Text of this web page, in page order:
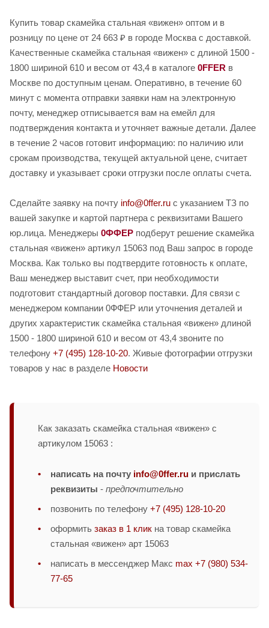
Купить товар скамейка стальная «вижен» оптом и в
розницу по цене от 24 663 ₽ в городе Москва с доставкой.
Качественные скамейка стальная «вижен» с длиной 1500 -
1800 шириной 610 и весом от 43,4 в каталоге 0FFER в
Москве по доступным ценам. Оперативно, в течение 60
минут с момента отправки заявки нам на электронную
почту, менеджер отписывается вам на емейл для
подтверждения контакта и уточняет важные детали. Далее
в течение 2 часов готовит информацию: по наличию или
срокам производства, текущей актуальной цене, считает
доставку и указывает сроки отгрузки после оплаты счета.
Сделайте заявку на почту info@0ffer.ru с указанием ТЗ по
вашей закупке и картой партнера с реквизитами Вашего
юр.лица. Менеджеры 0ФФЕР подберут решение скамейка
стальная «вижен» артикул 15063 под Ваш запрос в городе
Москва. Как только вы подтвердите готовность к оплате,
Ваш менеджер выставит счет, при необходимости
подготовит стандартный договор поставки. Для связи с
менеджером компании 0ФФЕР или уточнения деталей и
других характеристик скамейка стальная «вижен» длиной
1500 - 1800 шириной 610 и весом от 43,4 звоните по
телефону +7 (495) 128-10-20. Живые фотографии отгрузки
товаров у нас в разделе Новости
Как заказать скамейка стальная «вижен» с
артикулом 15063 :
написать на почту info@0ffer.ru и прислать
реквизиты - предпочтительно
позвонить по телефону +7 (495) 128-10-20
оформить заказ в 1 клик на товар скамейка
стальная «вижен» арт 15063
написать в мессенджер Макс max +7 (980) 534-
77-65